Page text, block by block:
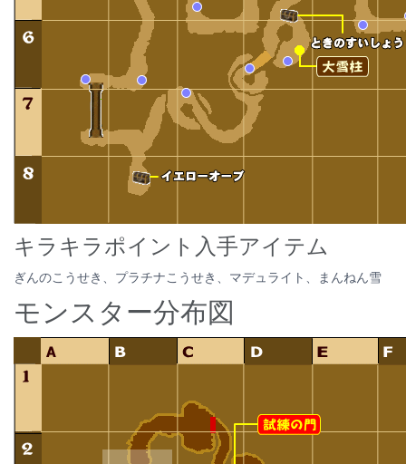
キラキラポイント入手アイテム
ぎんのこうせき、プラチナこうせき、マデュライト、まんねん雪
モンスター分布図